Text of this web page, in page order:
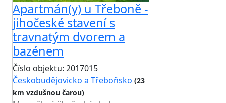
Apartmán(y) u Třeboně -
jihočeské stavení s
travnatým dvorem a
bazénem
Číslo objektu: 2017015
Českobudějovicko a Třeboňsko (23
km vzdušnou čarou)